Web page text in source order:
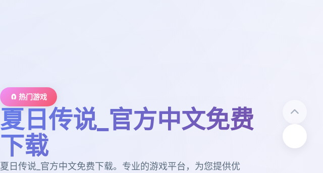
🧲 热门游戏
夏日传说_官方中文免费
下载
夏日传说_官方中文免费下载。专业的游戏平台，为您提供优